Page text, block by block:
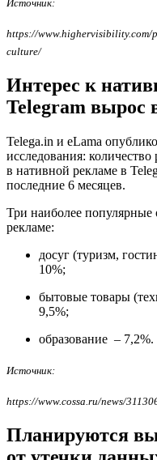
Источник:
https://www.highervisibility.com/
culture/
Интерес к
Telegram вырос
Telega.in и eLama
исследования:
в нативной рекламе в
последние 6 месяцев.
Три наиболее
рекламе:
досуг (туризм,
10%;
бытовые товары
9,5%;
образование – 7,2%.
Источник:
https://www.cossa.ru/news/
Планируются